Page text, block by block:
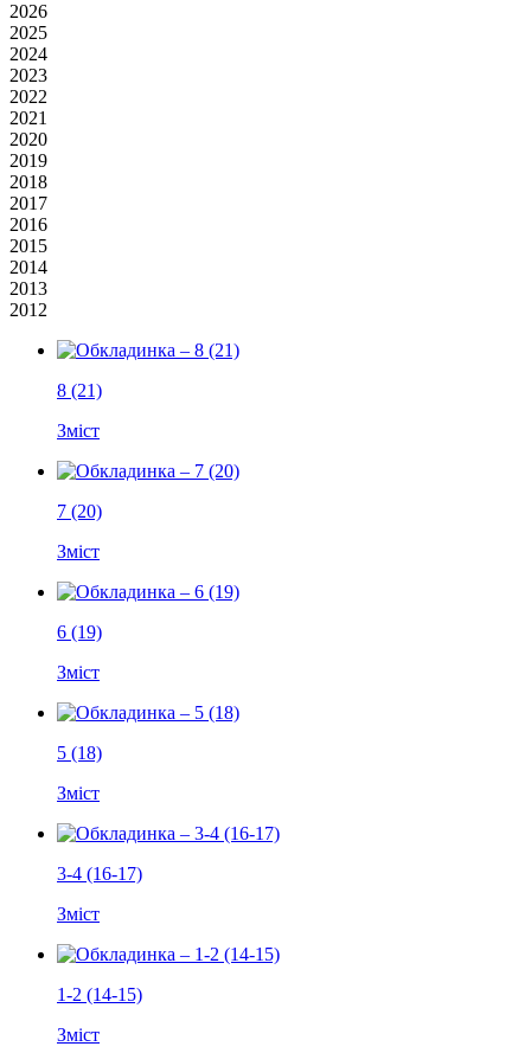
2026
2025
2024
2023
2022
2021
2020
2019
2018
2017
2016
2015
2014
2013
2012
8 (21)
Зміст
7 (20)
Зміст
6 (19)
Зміст
5 (18)
Зміст
3-4 (16-17)
Зміст
1-2 (14-15)
Зміст